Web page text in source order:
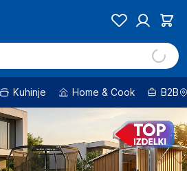
Kuhinje Home & Cook B2B